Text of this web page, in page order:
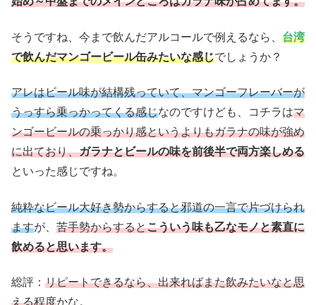
そうですね、今まで飲んだアルコールで例えるなら、 台湾
で飲んだマンゴービール缶みたいな感じでしょうか？
アレはビール味が結構残っていて、マンゴーフレーバーが
うっすら乗っかってくる感じなのですけども、コチラはマ
ンゴービールの乗っかり感というよりもガラナの味が強め
に出ており、ガラナとビールの味を前後半で両方楽しめる
といった感じですね。
純粋なビール大好き勢からすると邪道の一言で片づけられ
ますが、 苦手勢からするとこういう味も乙なモノと素直に
飲めると思います。
総評： リピートできるなら、出来ればまた飲みたいなと思
える程度かな。